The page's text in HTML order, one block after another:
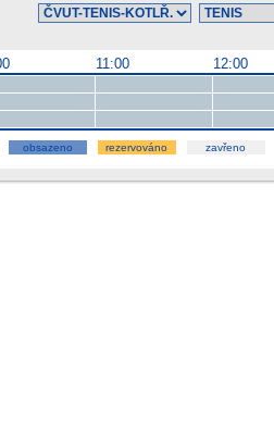
11:00
12:00
obsazeno rezervováno zavřeno